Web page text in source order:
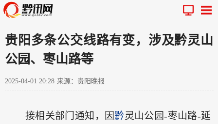
贵阳多条公交线路有变，涉及黔灵山
公园、枣山路等
2025-04-01 20:28 来源：贵阳晚报
接相关部门通知，因黔灵山公园-枣山路-延